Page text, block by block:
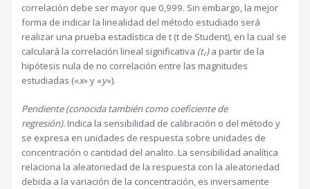
correlación debe ser mayor que 0,999. Sin embargo, la mejor
forma de indicar la linealidad del método estudiado será
realizar una prueba estadística de t (t de Student), en la cual se
calculará la correlación lineal significativa (tr)a partir de la
hipótesis nula de no correlación entre las magnitudes
estudiadas («x» y «y«).
Pendiente (conocida también como coeficiente de
regresión). Indica la sensibilidad de calibración o del método y
se expresa en unidades de respuesta sobre unidades de
concentración o cantidad del analito. La sensibilidad analítica
relaciona la aleatoriedad de la respuesta con la aleatoriedad
debida a la variación de la concentración, es inversamente